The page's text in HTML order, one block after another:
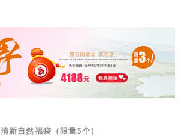
清新自然福袋（限量5个）